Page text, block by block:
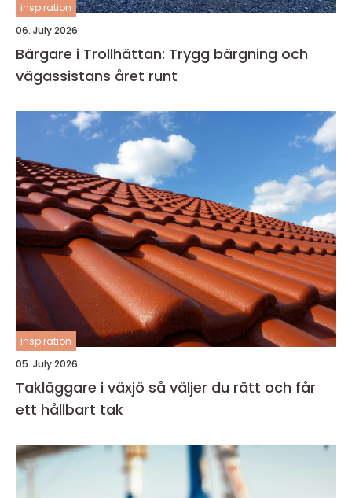
inspiration
06. July 2026
Bärgare i Trollhättan: Trygg bärgning och
vägassistans året runt
inspiration
05. July 2026
Takläggare i växjö så väljer du rätt och får
ett hållbart tak